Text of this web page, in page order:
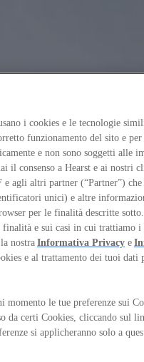
a secure civic campus,
i cookies e le tecnologie
funzionamento del sito e
e non sono soggetti alle
il consenso a Hearst e ai
agli altri partner (“Partner”)
unici) e altre
per le finalità descritte
e sui casi in cui trattiamo
nostraInformativa Privacy e
e al trattamento dei tuoi
momento le tue preferenze sui
da certi Cookies, cliccando sul
si applicheranno solo a